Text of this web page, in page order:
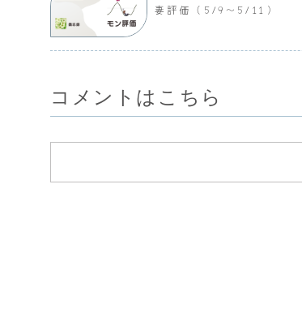
妻評価（5/9～5/11）
コメントはこちら